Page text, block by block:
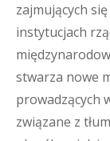
zajmujących
instytucjach
stwarza nowe
prowadzących
związane z